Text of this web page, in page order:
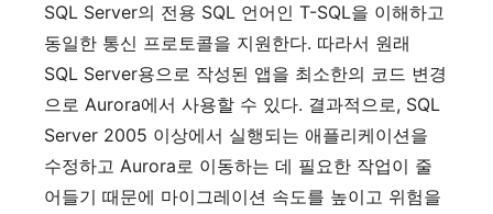
SQL Server의 전용 SQL 언어인 T-SQL을 이해하고
동일한 통신 프로토콜을 지원한다. 따라서 원래
SQL Server용으로 작성된 앱을 최소한의 코드 변경
으로 Aurora에서 사용할 수 있다. 결과적으로, SQL
Server 2005 이상에서 실행되는 애플리케이션을
수정하고 Aurora로 이동하는 데 필요한 작업이 줄
어들기 때문에 마이그레이션 속도를 높이고 위험을